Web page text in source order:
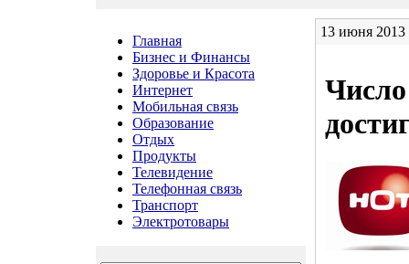
Главная
Бизнес и Финансы
Здоровье и Красота
Интернет
Мобильная связь
Образование
Отдых
Продукты
Телевидение
Телефонная связь
Транспорт
Электротовары
13 июня